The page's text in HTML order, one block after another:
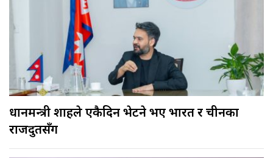
प्रधानमन्त्री शाहले एकैदिन भेटने भए भारत र चीनका
राजदुतसँग